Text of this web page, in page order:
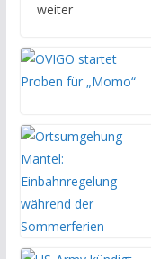
weiter